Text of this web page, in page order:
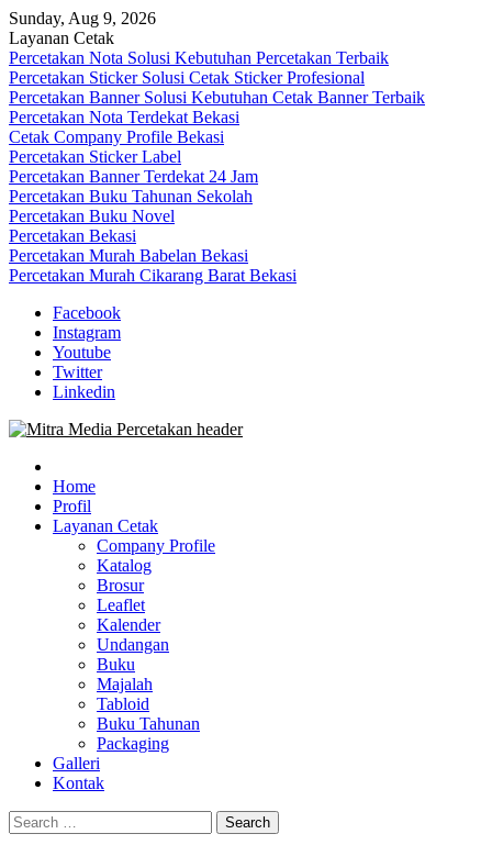
Skip
to
content
Sunday, Aug 9, 2026
Layanan Cetak
Percetakan Nota Solusi Kebutuhan Percetakan Terbaik
Percetakan Sticker Solusi Cetak Sticker Profesional
Percetakan Banner Solusi Kebutuhan Cetak Banner Terbaik
Percetakan Nota Terdekat Bekasi
Cetak Company Profile Bekasi
Percetakan Sticker Label
Percetakan Banner Terdekat 24 Jam
Percetakan Buku Tahunan Sekolah
Percetakan Buku Novel
Percetakan Bekasi
Percetakan Murah Babelan Bekasi
Percetakan Murah Cikarang Barat Bekasi
Facebook
Instagram
Youtube
Twitter
Linkedin
Mitra Media Percetakan Bekasi
0813-1670-6191
0813-1670-6191 (Call/WA) Perusahaan Tempat Alamat Jasa Pusat
Percetakan Bekasi Barat Timur Utara Selatan Murah 24 Jam
Home
Profil
Layanan Cetak
Company Profile
Katalog
Brosur
Leaflet
Kalender
Undangan
Buku
Majalah
Tabloid
Buku Tahunan
Packaging
Galleri
Kontak
Search
for: